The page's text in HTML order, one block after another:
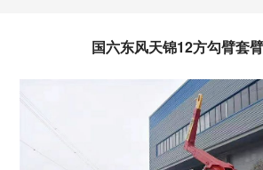
国六东风天锦12方勾臂套